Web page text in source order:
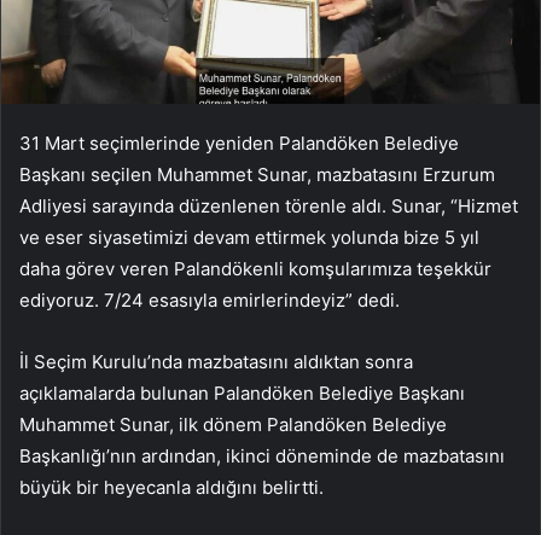
31 Mart seçimlerinde yeniden Palandöken Belediye
Başkanı seçilen Muhammet Sunar, mazbatasını Erzurum
Adliyesi sarayında düzenlenen törenle aldı. Sunar, “Hizmet
ve eser siyasetimizi devam ettirmek yolunda bize 5 yıl
daha görev veren Palandökenli komşularımıza teşekkür
ediyoruz. 7/24 esasıyla emirlerindeyiz” dedi.
İl Seçim Kurulu’nda mazbatasını aldıktan sonra
açıklamalarda bulunan Palandöken Belediye Başkanı
Muhammet Sunar, ilk dönem Palandöken Belediye
Başkanlığı’nın ardından, ikinci döneminde de mazbatasını
büyük bir heyecanla aldığını belirtti.